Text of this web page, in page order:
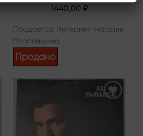
1440,00 ₽
Продается: Интернет-магазин
Пластиночка
Продано